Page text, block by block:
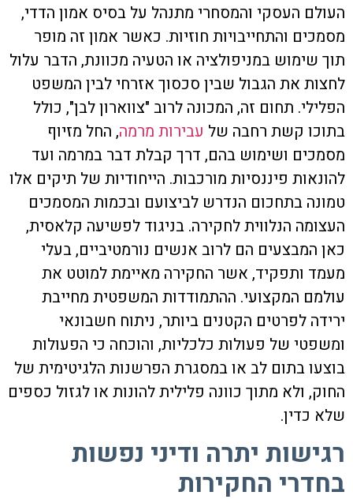
העולם העסקי והמסחרי מתנהל על בסיס אמון הדדי,
מסמכים והתחייבויות חוזיות. כאשר אמון זה מופר
תוך שימוש במניפולציה או הטעיה מכוונת, הדבר עלול
לחצות את הגבול שבין סכסוך אזרחי לבין המשפט
הפלילי. תחום זה, המכונה לרוב "צווארון לבן", כולל
בתוכו קשת רחבה של עבירות מרמה, החל מזיוף
מסמכים ושימוש בהם, דרך קבלת דבר במרמה ועד
להונאות פיננסיות מורכבות. הייחודיות של תיקים אלו
טמונה בתחכום הנדרש לביצועם ובכמות המסמכים
העצומה הנלווית לחקירה. בניגוד לפשיעה קלאסית,
כאן המבצעים הם לרוב אנשים נורמטיביים, בעלי
מעמד ותפקיד, אשר החקירה מאיימת למוטט את
עולמם המקצועי. ההתמודדות המשפטית מחייבת
ירידה לפרטים הקטנים ביותר, ניתוח חשבונאי
ומשפטי של פעולות כלכליות, והוכחה כי הפעולות
בוצעו בתום לב או במסגרת הפרשנות הלגיטימית של
החוק, ולא מתוך כוונה פלילית להונות או לגזול כספים
שלא כדין.
רגישות יתרה ודיני נפשות
בחדרי החקירות